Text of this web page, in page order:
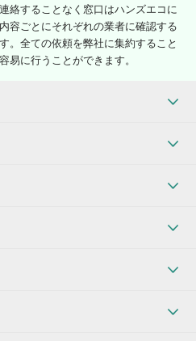
絡することなく窓口はハンズエコに
容ごとにそれぞれの業者に確認する
。全ての依頼を弊社に集約すること
易に行うことができます。